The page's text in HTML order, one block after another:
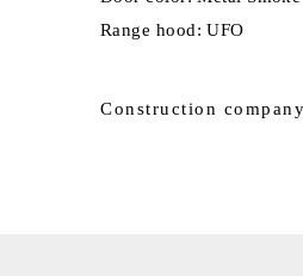
Range hood: UFO
Construction